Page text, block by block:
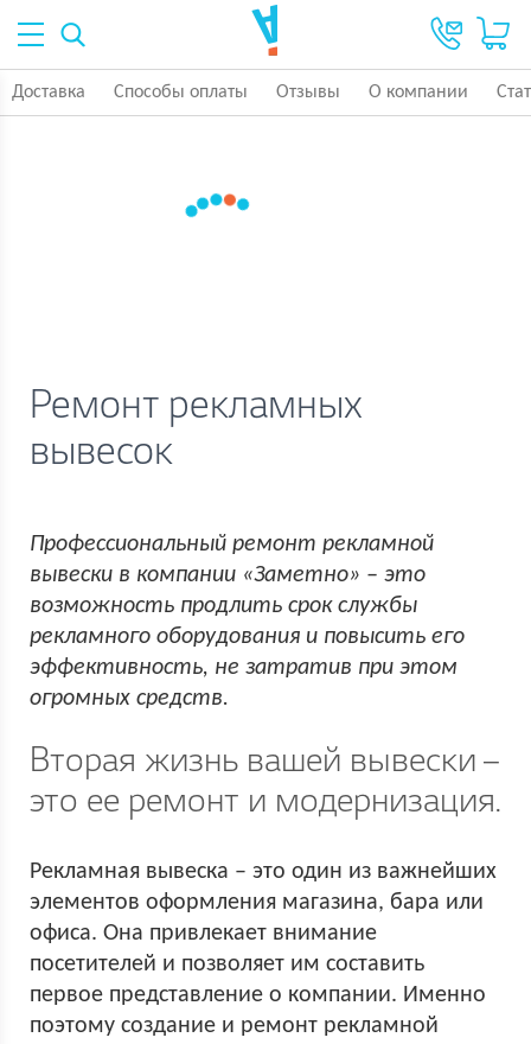
Доставка Способы оплаты Отзывы О компании
Ремонт рекламных
вывесок
Профессиональный ремонт рекламной
вывески в компании «Заметно» – это
возможность продлить срок службы
рекламного оборудования и повысить его
эффективность, не затратив при этом
огромных средств.
Вторая жизнь вашей вывески –
это ее ремонт и модернизация.
Рекламная вывеска – это один из важнейших
элементов оформления магазина, бара или
офиса. Она привлекает внимание
посетителей и позволяет им составить
первое представление о компании. Именно
поэтому создание и ремонт рекламной